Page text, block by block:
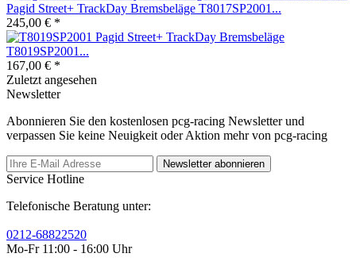
Pagid Street+ TrackDay Bremsbeläge T8017SP2001...
245,00 € *
Pagid Street+ TrackDay Bremsbeläge
T8019SP2001...
167,00 € *
Zuletzt angesehen
Newsletter
Abonnieren Sie den kostenlosen pcg-racing Newsletter und
verpassen Sie keine Neuigkeit oder Aktion mehr von pcg-racing
Newsletter abonnieren
Service Hotline
Telefonische Beratung unter:
0212-68822520
Mo-Fr 11:00 - 16:00 Uhr